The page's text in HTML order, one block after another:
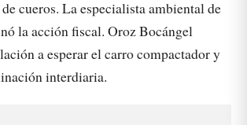
cueros. La especialista ambiental de
la acción fiscal. Oroz Bocángel
a esperar el carro compactador y
interdiaria.